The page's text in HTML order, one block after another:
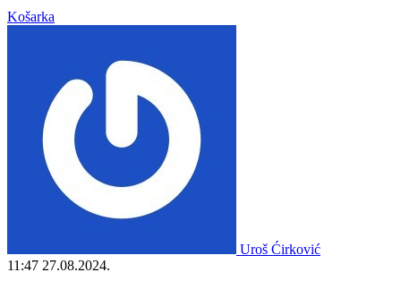
Košarka
Uroš Ćirković
11:47 27.08.2024.